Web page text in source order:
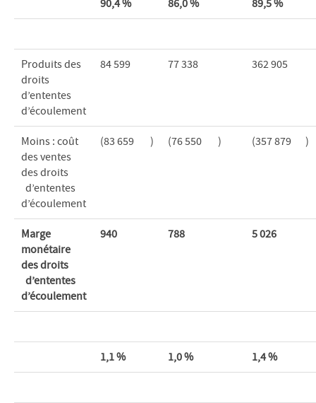
90,4% 86,0% 89,5%
Produits des
droits
d’ententes
d’écoulement
84 599 77 338 362 905
Moins : coût
des ventes
des droits
d’ententes
d’écoulement
(83 659 ) (76 550 ) (357 879 )
Marge
monétaire
des droits
d’ententes
d’écoulement
940 788 5026
1,1% 1,0% 1,4%